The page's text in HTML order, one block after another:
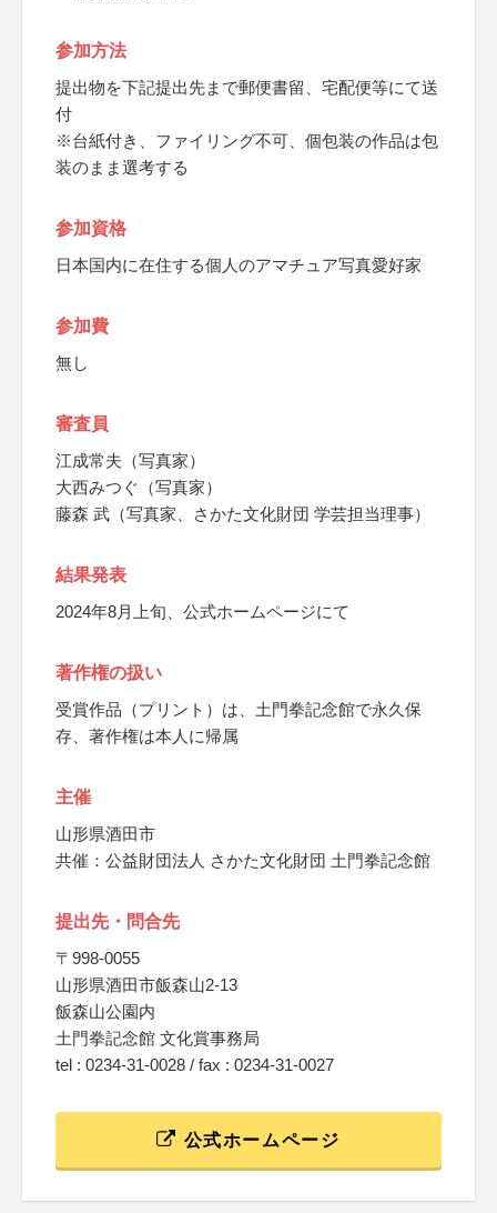
参加方法
提出物を下記提出先まで郵便書留、宅配便等にて送
付
※台紙付き、ファイリング不可、個包装の作品は包
装のまま選考する
参加資格
日本国内に在住する個人のアマチュア写真愛好家
参加費
無し
審査員
江成常夫（写真家）
大西みつぐ（写真家）
藤森 武（写真家、さかた文化財団 学芸担当理事）
結果発表
2024年8月上旬、公式ホームページにて
著作権の扱い
受賞作品（プリント）は、土門拳記念館で永久保
存、著作権は本人に帰属
主催
山形県酒田市
共催：公益財団法人 さかた文化財団 土門拳記念館
提出先・問合先
〒998-0055
山形県酒田市飯森山2-13
飯森山公園内
土門拳記念館 文化賞事務局
tel : 0234-31-0028 / fax : 0234-31-0027
公式ホームページ